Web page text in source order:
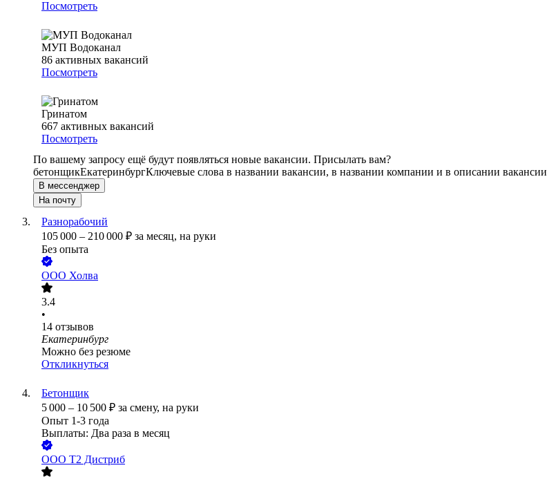
Посмотреть
МУП Водоканал
86 активных вакансий
Посмотреть
Гринатом
667 активных вакансий
Посмотреть
По вашему запросу ещё будут появляться новые вакансии. Присылать вам?
бетонщикЕкатеринбургКлючевые слова в названии вакансии, в названии компании и в описании вакансии
В мессенджер
На почту
Разнорабочий
105 000 – 210 000 ₽ за месяц, на руки
Без опыта
ООО Холва
3.4
•
14 отзывов
Екатеринбург
Можно без резюме
Откликнуться
Бетонщик
5 000 – 10 500 ₽ за смену, на руки
Опыт 1-3 года
Выплаты: Два раза в месяц
ООО Т2 Дистриб